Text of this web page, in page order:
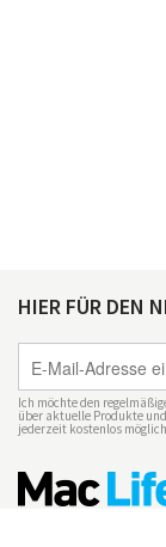
HIER FÜR DEN
Ich möchte den
über aktuelle Produkte
jederzeit kostenlos